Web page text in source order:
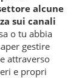
alcune
sui canali
o tu abbia
gestire
attraverso
e propri